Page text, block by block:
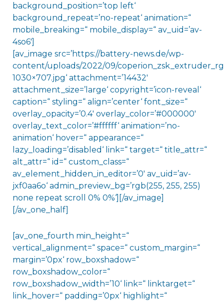
background_position=’top left‘
background_repeat=’no-repeat‘ animation=“
mobile_breaking=“ mobile_display=“ av_uid=’av-
4so6′]
[av_image src=’https://battery-news.de/wp-
content/uploads/2022/09/
1030×707.jpg‘ attachment=’14432′
attachment_size=’large‘ copyright=’icon-reveal‘
caption=“ styling=“ align=’center‘ font_size=“
overlay_opacity=’0.4′ overlay_color=’#000000′
overlay_text_color=’#ffffff‘ animation=’no-
animation‘ hover=“ appearance=“
lazy_loading=’disabled‘ link=“ target=“ title_attr=“
alt_attr=“ id=“ custom_class=“
av_element_hidden_in_editor=’0′ av_uid=’av-
jxf0aa6o‘ admin_preview_bg=’rgb(255, 255, 255)
none repeat scroll 0% 0%‘][/av_image]
[/av_one_half]
[av_one_fourth min_height=“
vertical_alignment=“ space=“ custom_margin=“
margin=’0px‘ row_boxshadow=“
row_boxshadow_color=“
row_boxshadow_width=’10‘ link=“ linktarget=“
link_hover=“ padding=’0px‘ highlight=“